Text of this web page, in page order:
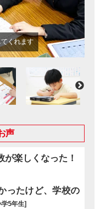
くれます
声
楽しくなった！
ったけど、学校の
学5年生]